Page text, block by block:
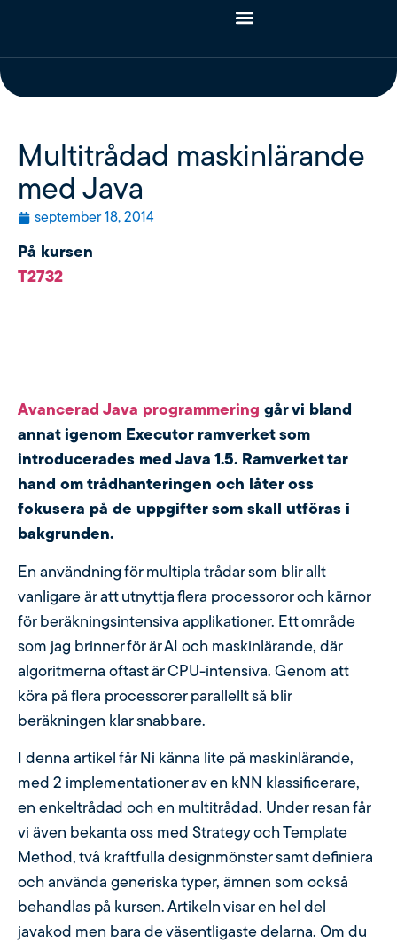
Multitrådad maskinlärande
med Java
september 18, 2014
På kursen
T2732
Avancerad Java programmering går vi bland
annat igenom Executor ramverket som
introducerades med Java 1.5. Ramverket tar
hand om trådhanteringen och låter oss
fokusera på de uppgifter som skall utföras i
bakgrunden.
En användning för multipla trådar som blir allt
vanligare är att utnyttja flera processoror och kärnor
för beräkningsintensiva applikationer. Ett område
som jag brinner för är AI och maskinlärande, där
algoritmerna oftast är CPU-intensiva. Genom att
köra på flera processorer parallellt så blir
beräkningen klar snabbare.
I denna artikel får Ni känna lite på maskinlärande,
med 2 implementationer av en kNN klassificerare,
en enkeltrådad och en multitrådad. Under resan får
vi även bekanta oss med Strategy och Template
Method, två kraftfulla designmönster samt definiera
och använda generiska typer, ämnen som också
behandlas på kursen. Artikeln visar en hel del
javakod men bara de väsentligaste delarna. Om du